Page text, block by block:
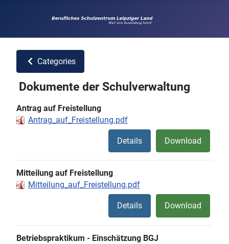
Categories
Dokumente der Schulverwaltung
Antrag auf Freistellung
Antrag_auf_Freistellung.pdf
Download
Details
Mitteilung auf Freistellung
Mitteilung_auf_Freistellung.pdf
Download
Details
Betriebspraktikum - Einschätzung BGJ